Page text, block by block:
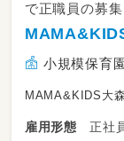
で正職員の募集
小規模保育
MAMA&KIDS大
雇用形態
正社